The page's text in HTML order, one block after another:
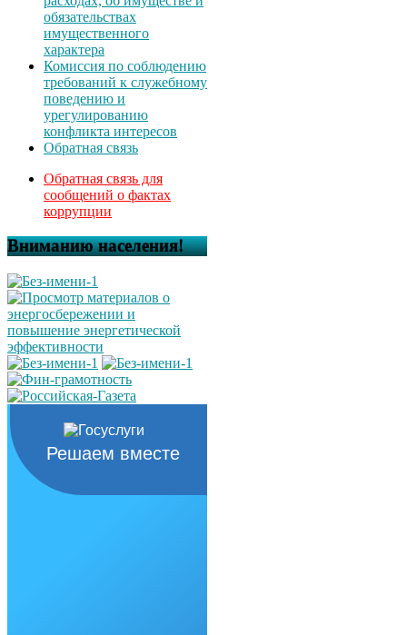
обязательствах
имущественного
характера
Комиссия по соблюдению
требований к служебному
поведению и
урегулированию
конфликта интересов
Обратная связь
Обратная связь для
сообщений о фактах
коррупции
Вниманию населения!
Решаем вместе